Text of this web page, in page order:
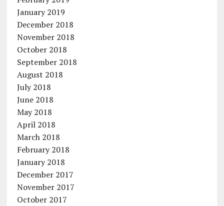
January 2019
December 2018
November 2018
October 2018
September 2018
August 2018
July 2018
June 2018
May 2018
April 2018
March 2018
February 2018
January 2018
December 2017
November 2017
October 2017